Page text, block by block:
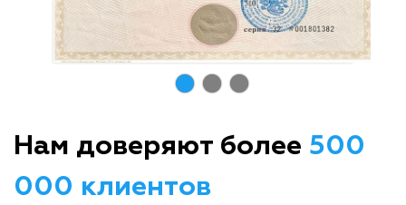
Нам доверяют более 500
000 клиентов